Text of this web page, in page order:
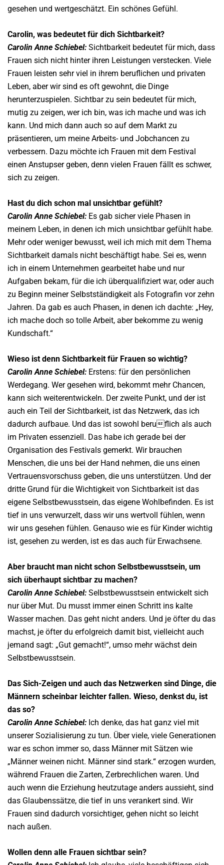
gesehen und wertgeschätzt. Ein schönes Gefühl.
Carolin, was bedeutet für dich Sichtbarkeit?
Carolin Anne Schiebel: Sichtbarkeit bedeutet für mich, dass
Frauen sich nicht hinter ihren Leistungen verstecken. Viele
Frauen leisten sehr viel in ihrem beruflichen und privaten
Leben, aber wir sind es oft gewohnt, die Dinge
herunterzuspielen. Sichtbar zu sein bedeutet für mich,
mutig zu zeigen, wer ich bin, was ich mache und was ich
kann. Und mich dann auch so auf dem Markt zu
präsentieren, um meine Arbeits- und Jobchancen zu
verbessern. Dazu möchte ich Frauen mit dem Festival
einen Anstupser geben, denn vielen Frauen fällt es schwer,
sich zu zeigen.
Hast du dich schon mal unsichtbar gefühlt?
Carolin Anne Schiebel: Es gab sicher viele Phasen in
meinem Leben, in denen ich mich unsichtbar gefühlt habe.
Mehr oder weniger bewusst, weil ich mich mit dem Thema
Sichtbarkeit damals nicht beschäftigt habe. Sei es, wenn
ich in einem Unternehmen gearbeitet habe und nur
Aufgaben bekam, für die ich überqualifiziert war, oder auch
zu Beginn meiner Selbstständigkeit als Fotografin vor zehn
Jahren. Da gab es auch Phasen, in denen ich dachte: „Hey,
ich mache doch so tolle Arbeit, aber bekomme zu wenig
Kundschaft.“
Wieso ist denn Sichtbarkeit für Frauen so wichtig?
Carolin Anne Schiebel: Erstens: für den persönlichen
Werdegang. Wer gesehen wird, bekommt mehr Chancen,
kann sich weiterentwickeln. Der zweite Punkt, und der ist
auch ein Teil der Sichtbarkeit, ist das Netzwerk, das ich
dadurch aufbaue. Und das ist sowohl beruflich als auch
im Privaten essenziell. Das habe ich gerade bei der
Organisation des Festivals gemerkt. Wir brauchen
Menschen, die uns bei der Hand nehmen, die uns einen
Vertrauensvorschuss geben, die uns unterstützen. Und der
dritte Grund für die Wichtigkeit von Sichtbarkeit ist das
eigene Selbstbewusstsein, das eigene Wohlbefinden. Es ist
tief in uns verwurzelt, dass wir uns wertvoll fühlen, wenn
wir uns gesehen fühlen. Genauso wie es für Kinder wichtig
ist, gesehen zu werden, ist es das auch für Erwachsene.
Aber braucht man nicht schon Selbstbewusstsein, um
sich überhaupt sichtbar zu machen?
Carolin Anne Schiebel: Selbstbewusstsein entwickelt sich
nur über Mut. Du musst immer einen Schritt ins kalte
Wasser machen. Das geht nicht anders. Und je öfter du das
machst, je öfter du erfolgreich damit bist, vielleicht auch
jemand sagt: „Gut gemacht!“, umso mehr wächst dein
Selbstbewusstsein.
Das Sich-Zeigen und auch das Netzwerken sind Dinge, die
Männern scheinbar leichter fallen. Wieso, denkst du, ist
das so?
Carolin Anne Schiebel: Ich denke, das hat ganz viel mit
unserer Sozialisierung zu tun. Über viele, viele Generationen
war es schon immer so, dass Männer mit Sätzen wie
„Männer weinen nicht. Männer sind stark.“ erzogen wurden,
während Frauen die Zarten, Zerbrechlichen waren. Und
auch wenn die Erziehung heutzutage anders aussieht, sind
das Glaubenssätze, die tief in uns verankert sind. Wir
Frauen sind dadurch vorsichtiger, gehen nicht so leicht
nach außen.
Wollen denn alle Frauen sichtbar sein?